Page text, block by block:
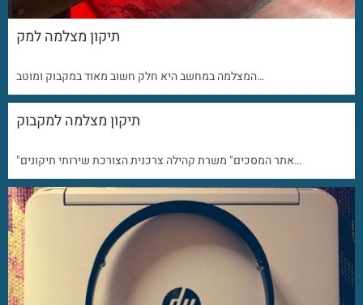
תיקון מצלמה למק
המצלמה במחשב היא חלק חשוב מאוד במקבוק ומוטב…
תיקון מצלמה למקבוק
"אתר המסכים" משרת קהילה צרכנית הצורכת שירותי תיקונים…